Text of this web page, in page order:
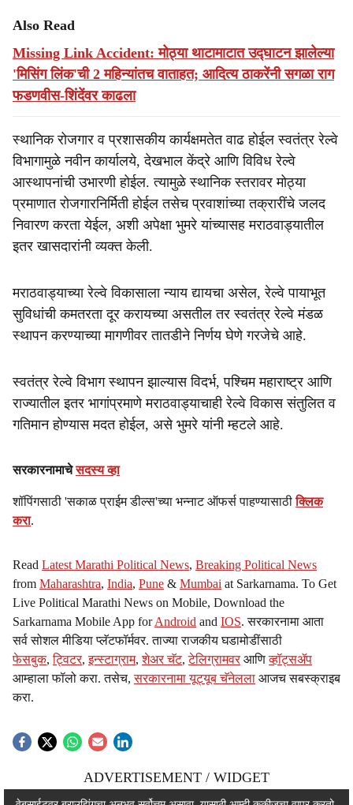
Also Read
Missing Link Accident: मोठ्या थाटामाटात उद्घाटन झालेल्या
'मिसिंग लिंक'ची 2 महिन्यांतच वाताहत; आदित्य ठाकरेंनी सगळा राग
फडणवीस-शिंदेंवर काढला
स्थानिक रोजगार व प्रशासकीय कार्यक्षमतेत वाढ होईल स्वतंत्र रेल्वे
विभागामुळे नवीन कार्यालये, देखभाल केंद्रे आणि विविध रेल्वे
आस्थापनांची उभारणी होईल. त्यामुळे स्थानिक स्तरावर मोठ्या
प्रमाणात रोजगारनिर्मिती होईल तसेच प्रवाशांच्या तक्रारींचे जलद
निवारण करता येईल, अशी अपेक्षा भुमरे यांच्यासह मराठवाड्यातील
इतर खासदारांनी व्यक्त केली.
मराठवाड्याच्या रेल्वे विकासाला न्याय द्यायचा असेल, रेल्वे पायाभूत
सुविधांची कमतरता दूर करायच्या असतील तर स्वतंत्र रेल्वे मंडळ
स्थापन करण्याच्या मागणीवर तातडीने निर्णय घेणे गरजेचे आहे.
स्वतंत्र रेल्वे विभाग स्थापन झाल्यास विदर्भ, पश्चिम महाराष्ट्र आणि
राज्यातील इतर भागांप्रमाणे मराठवाड्याचाही रेल्वे विकास संतुलित व
गतिमान होण्यास मदत होईल, असे भुमरे यांनी म्हटले आहे.
सरकारनामाचेसदस्य व्हा
शॉपिंगसाठी 'सकाळ प्राईम डील्स'च्या भन्नाट ऑफर्स पाहण्यासाठीक्लिक
करा.
Read Latest Marathi Political News, Breaking Political News
from Maharashtra, India, Pune & Mumbai at Sarkarnama. To Get
Live Political Marathi News on Mobile, Download the
Sarkarnama Mobile App forAndroid and IOS. सरकारनामा आता
सर्व सोशल मीडिया प्लॅटफॉर्मवर. ताज्या राजकीय घडामोडींसाठी
फेसबुक,ट्विटर,इन्स्टाग्राम,शेअर चॅट,टेलिग्रामवर आणिव्हॉट्सॲप
आम्हाला फॉलो करा. तसेच,सरकारनामा यूट्यूब चॅनेलला आजच सबस्क्राइब
करा.
ADVERTISEMENT / WIDGET